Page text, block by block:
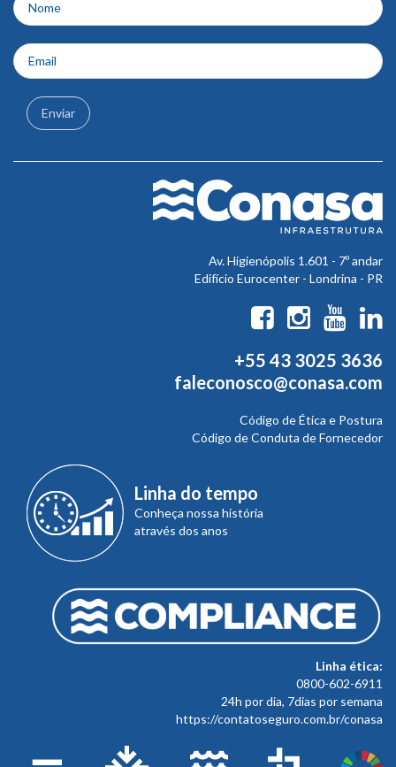
rodapé
Enviar
Av. Higienópolis 1.601 - 7º andar
Edifício Eurocenter - Londrina - PR
+55 43 3025 3636
faleconosco@conasa.com
Código de Ética e Postura
Código de Conduta de Fornecedor
Linha do tempo
Conheça nossa história
através dos anos
Linha ética:
0800-602-6911
24h por dia, 7dias por semana
https://contatoseguro.com.br/conasa